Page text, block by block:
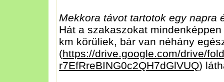
Mekkora távot tartotok egy napra
Hát a szakaszokat
km körüliek, bár van néhány
(https://drive.google.com/drive/
r7EfRreBING0c2QH7dGlVUQ)